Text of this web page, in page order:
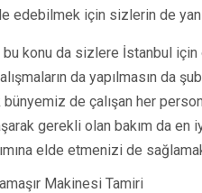
edebilmek için sizlerin de
konu da sizlere İstanbul
da yapılmasın da
bünyemiz de çalışan her
gerekli olan bakım da en
elde etmenizi de
Makinesi Tamiri